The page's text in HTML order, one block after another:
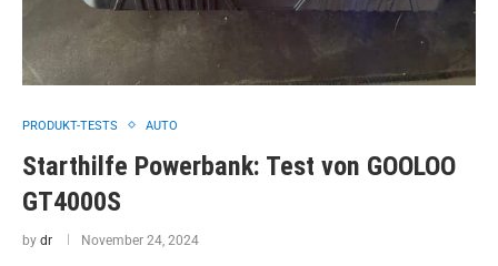
PRODUKT-TESTS AUTO
Starthilfe Powerbank: Test von GOOLOO
GT4000S
by dr November 24, 2024